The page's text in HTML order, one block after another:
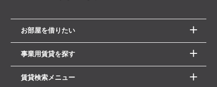
お部屋を借りたい
事業用賃貸を探す
賃貸検索メニュー